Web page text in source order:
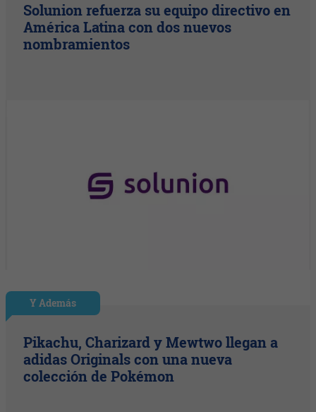
Solunion refuerza su equipo directivo en
América Latina con dos nuevos
nombramientos
Y Además
Pikachu, Charizard y Mewtwo llegan a
adidas Originals con una nueva
colección de Pokémon